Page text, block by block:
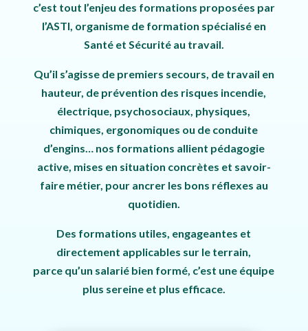
c’est tout l’enjeu des formations proposées par
l’ASTI, organisme de formation spécialisé en
Santé et Sécurité au travail.
Qu’il s’agisse de premiers secours, de travail en
hauteur, de prévention des risques incendie,
électrique, psychosociaux, physiques,
chimiques, ergonomiques ou de conduite
d’engins… nos formations allient pédagogie
active, mises en situation concrètes et savoir-
faire métier, pour ancrer les bons réflexes au
quotidien.
Des formations utiles, engageantes et
directement applicables sur le terrain,
parce qu’un salarié bien formé, c’est une équipe
plus sereine et plus efficace.